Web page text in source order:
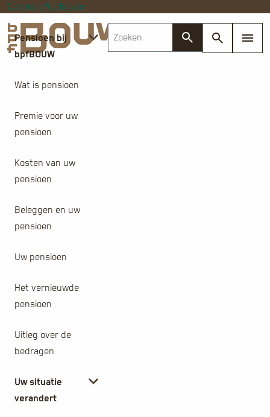
DeelnemerWerkgever
Pensioen bij
bpfBOUW
Wat is pensioen
Premie voor uw
pensioen
Kosten van uw
pensioen
Beleggen en uw
pensioen
Uw pensioen
Het vernieuwde
pensioen
Uitleg over de
bedragen
Uw situatie
verandert